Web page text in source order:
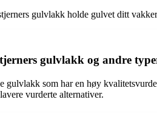
gulvlakk holde gulvet ditt
gulvlakk og andre
gulvlakk som har en høy
vurderte alternativer.